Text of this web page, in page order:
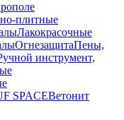
плитные
Лакокрасочные
ОгнезащитаПены,
инструмент,
SPACEВетонит